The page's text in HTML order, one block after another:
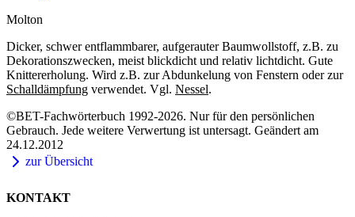
Molton
Dicker, schwer entflammbarer, aufgerauter Baumwollstoff, z.B. zu
Dekorationszwecken, meist blickdicht und relativ lichtdicht. Gute
Knittererholung. Wird z.B. zur Abdunkelung von Fenstern oder zur
Schalldämpfung verwendet. Vgl. Nessel.
©BET-Fachwörterbuch 1992-2026. Nur für den persönlichen
Gebrauch. Jede weitere Verwertung ist untersagt. Geändert am
24.12.2012
zur Übersicht
KONTAKT